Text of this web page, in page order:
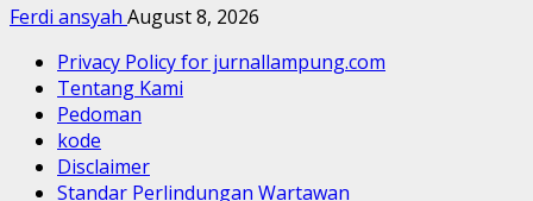
Ferdi ansyah August 8, 2026
Privacy Policy for jurnallampung.com
Tentang Kami
Pedoman
kode
Disclaimer
Standar Perlindungan Wartawan